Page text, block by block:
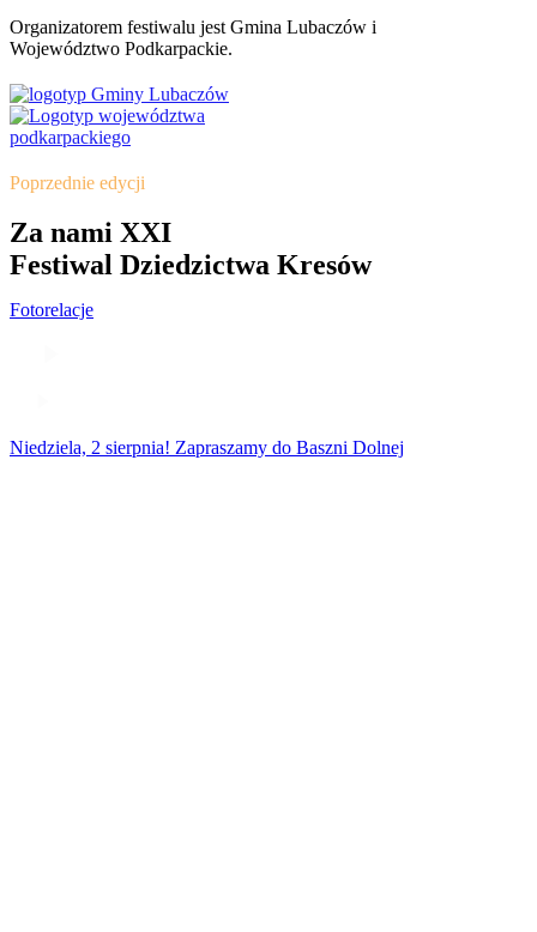
Organizatorem festiwalu jest Gmina Lubaczów i
Województwo Podkarpackie.
Poprzednie edycji
Za nami XXI
Festiwal Dziedzictwa Kresów
Fotorelacje
Niedziela, 2 sierpnia! Zapraszamy do Baszni Dolnej